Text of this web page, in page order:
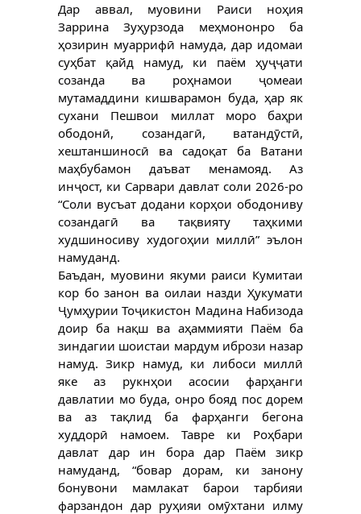
Дар аввал, муовини Раиси ноҳия
Заррина Зуҳурзода меҳмононро ба
ҳозирин муаррифӣ намуда, дар идомаи
суҳбат қайд намуд, ки паём ҳуҷҷати
созанда ва роҳнамои ҷомеаи
мутамаддини кишварамон буда, ҳар як
сухани Пешвои миллат моро баҳри
ободонӣ, созандагӣ, ватандӯстӣ,
хештаншиносӣ ва садоқат ба Ватани
маҳбубамон даъват менамояд. Аз
инҷост, ки Сарвари давлат соли 2026-ро
“Соли вусъат додани корҳои ободониву
созандагӣ ва тақвияту таҳкими
худшиносиву худогоҳии миллӣ” эълон
намуданд.
Баъдан, муовини якуми раиси Кумитаи
кор бо занон ва оилаи назди Ҳукумати
Ҷумҳурии Тоҷикистон Мадина Набизода
доир ба нақш ва аҳаммияти Паём ба
зиндагии шоистаи мардум ибрози назар
намуд. Зикр намуд, ки либоси миллӣ
яке аз рукнҳои асосии фарҳанги
давлатии мо буда, онро бояд пос дорем
ва аз тақлид ба фарҳанги бегона
худдорӣ намоем. Тавре ки Роҳбари
давлат дар ин бора дар Паём зикр
намуданд, “бовар дорам, ки занону
бонувони мамлакат барои тарбияи
фарзандон дар руҳияи омӯхтани илму